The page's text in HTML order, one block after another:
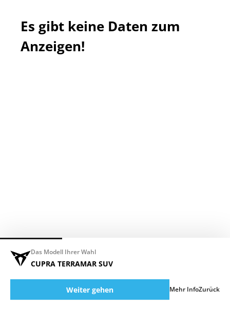
Es gibt keine Daten zum
Anzeigen!
Das Modell Ihrer Wahl
CUPRA TERRAMAR SUV
Weiter gehen Mehr InfoZurück